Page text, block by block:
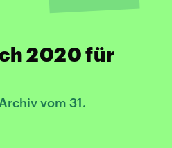
2020 für
vom 31.